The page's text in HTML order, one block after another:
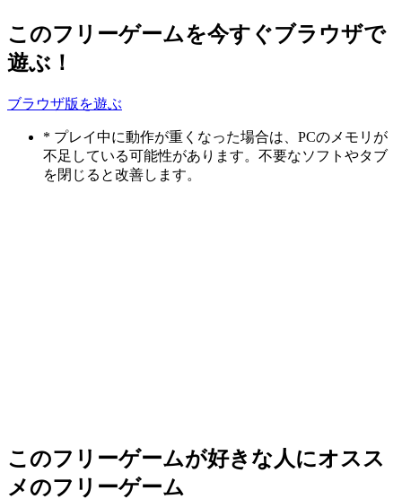
このフリーゲームを今すぐブラウザで
遊ぶ！
ブラウザ版を遊ぶ
* プレイ中に動作が重くなった場合は、PCのメモリが
不足している可能性があります。不要なソフトやタブ
を閉じると改善します。
このフリーゲームが好きな人にオスス
メのフリーゲーム